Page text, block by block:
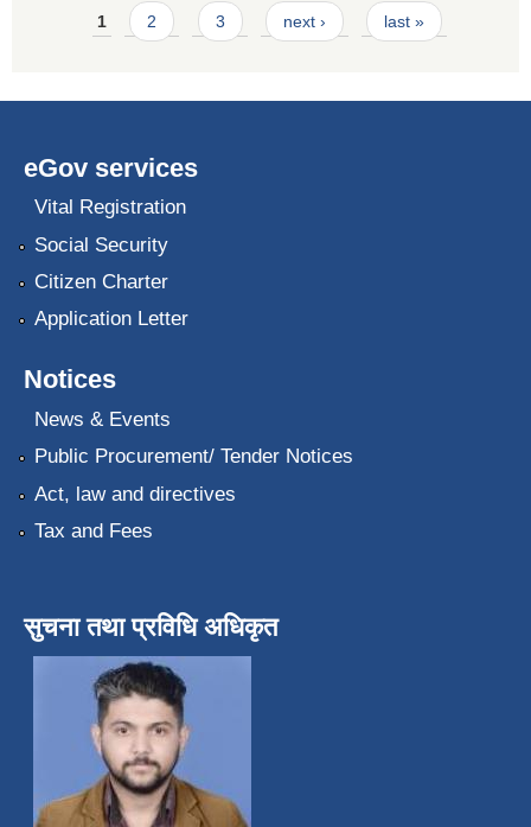
Pages
1 2 3 next › last »
eGov services
Vital Registration
Social Security
Citizen Charter
Application Letter
Notices
News & Events
Public Procurement/ Tender Notices
Act, law and directives
Tax and Fees
सुचना तथा प्रविधि अधिकृत